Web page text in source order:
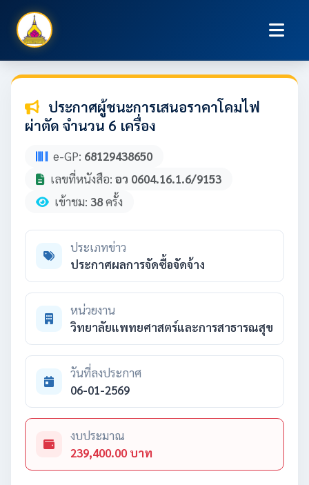
ประกาศผู้ชนะการเสนอราคาโคมไฟ
ผ่าตัด จำนวน 6 เครื่อง
e-GP: 68129438650
เลขที่หนังสือ: อว 0604.16.1.6/9153
เข้าชม: 38ครั้ง
ประเภทข่าว
ประกาศผลการจัดซื้อจัดจ้าง
หน่วยงาน
วิทยาลัยแพทยศาสตร์และการสาธารณสุข
วันที่ลงประกาศ
06-01-2569
งบประมาณ
239,400.00 บาท